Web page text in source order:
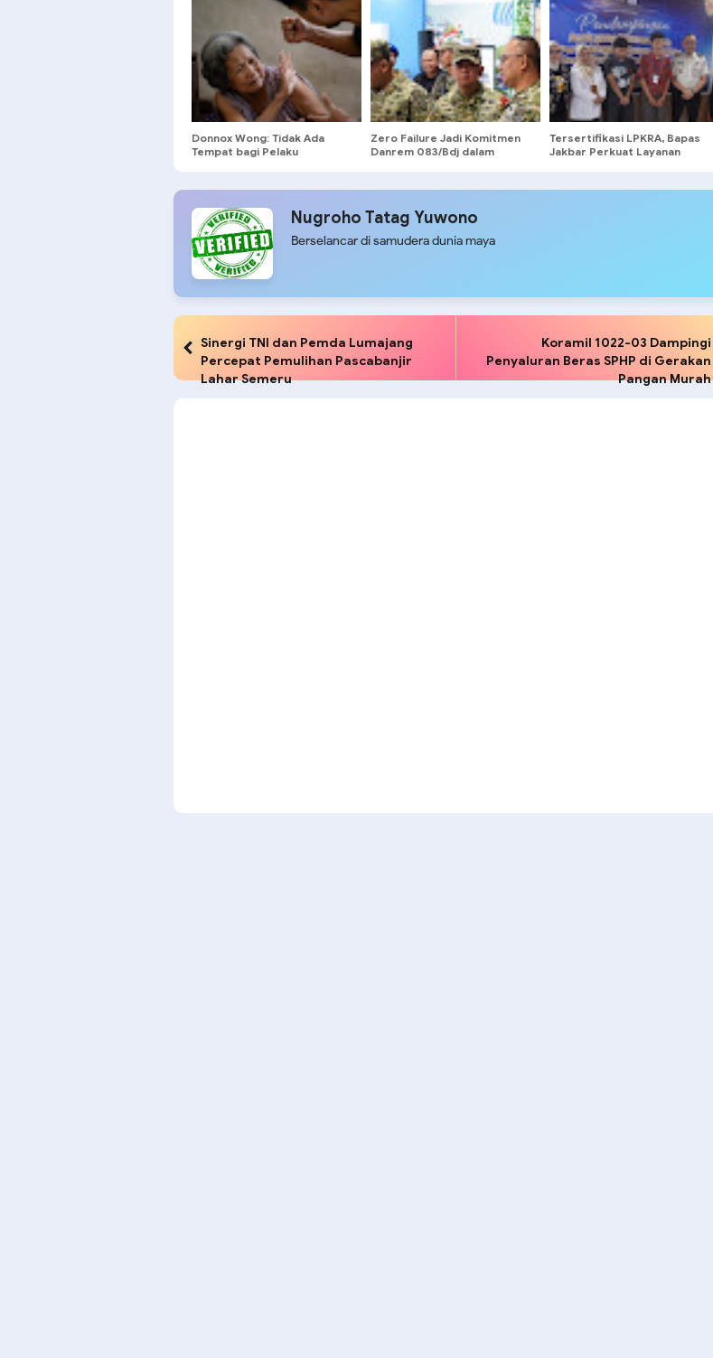
Harmonis
Donnox Wong: Tidak Ada
Tempat bagi Pelaku
Zero Failure Jadi Komitmen
Danrem 083/Bdj dalam
Tersertifikasi LPKRA, Bapas
Jakbar Perkuat Layanan
Nugroho Tatag Yuwono
Berselancar di samudera dunia maya
Sinergi TNI dan Pemda Lumajang
Percepat Pemulihan Pascabanjir
Lahar Semeru
Koramil 1022-03 Dampingi
Penyaluran Beras SPHP di Gerakan
Pangan Murah